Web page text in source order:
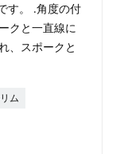
す。 .角度の付
クと一直線に
、スポークと
ム